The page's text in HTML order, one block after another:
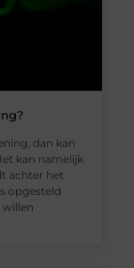
dan kan
kan namelijk
achter het
opgesteld